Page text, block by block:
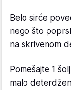
Belo sirće
nego što
na skrivenom
Pomešajte 1
malo